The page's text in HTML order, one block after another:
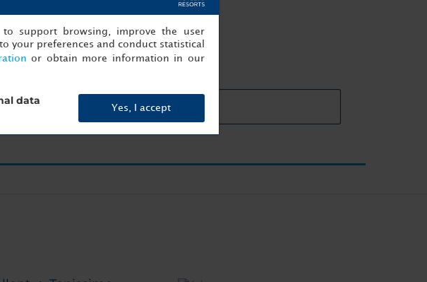
événement réussi
maintenant !
Carácteristiques des salles
support browsing, improve the user
your preferences and conduct statistical
or obtain more information in our
data
Yes, I accept